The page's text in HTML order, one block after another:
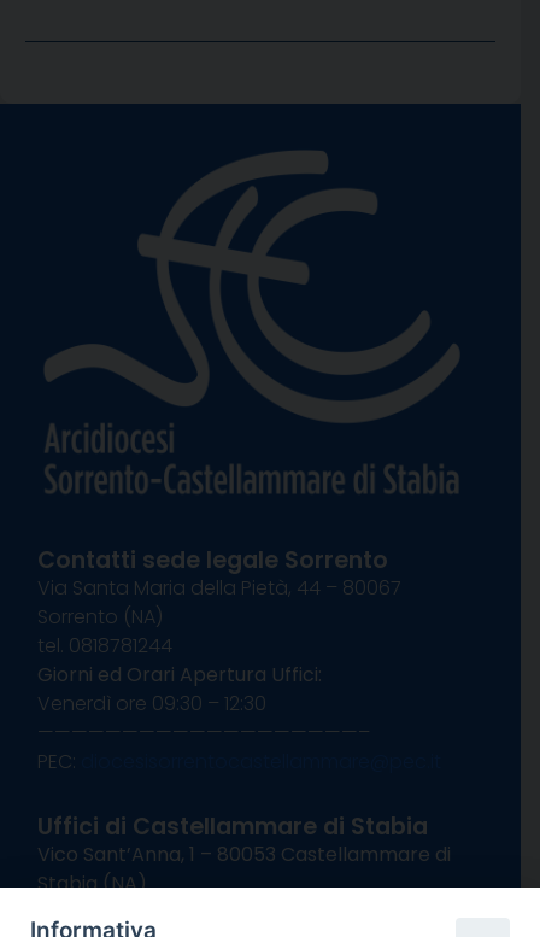
Contatti sede legale Sorrento
Via Santa Maria della Pietà, 44 – 80067
Sorrento (NA)
tel. 0818781244
Giorni ed Orari Apertura Uffici:
Venerdì ore 09:30 – 12:30
———————————————————–
PEC:
Uffici di Castellammare di Stabia
Vico Sant’Anna, 1 – 80053 Castellammare di
Stabia (NA)
Informativa